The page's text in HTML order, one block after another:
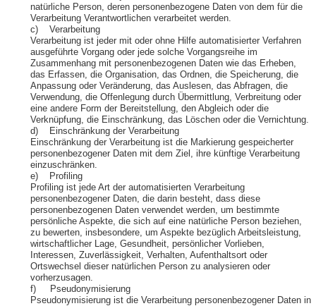
natürliche Person, deren personenbezogene Daten von dem für die
Verarbeitung Verantwortlichen verarbeitet werden.
c) Verarbeitung
Verarbeitung ist jeder mit oder ohne Hilfe automatisierter Verfahren
ausgeführte Vorgang oder jede solche Vorgangsreihe im
Zusammenhang mit personenbezogenen Daten wie das Erheben,
das Erfassen, die Organisation, das Ordnen, die Speicherung, die
Anpassung oder Veränderung, das Auslesen, das Abfragen, die
Verwendung, die Offenlegung durch Übermittlung, Verbreitung oder
eine andere Form der Bereitstellung, den Abgleich oder die
Verknüpfung, die Einschränkung, das Löschen oder die Vernichtung.
d) Einschränkung der Verarbeitung
Einschränkung der Verarbeitung ist die Markierung gespeicherter
personenbezogener Daten mit dem Ziel, ihre künftige Verarbeitung
einzuschränken.
e) Profiling
Profiling ist jede Art der automatisierten Verarbeitung
personenbezogener Daten, die darin besteht, dass diese
personenbezogenen Daten verwendet werden, um bestimmte
persönliche Aspekte, die sich auf eine natürliche Person beziehen,
zu bewerten, insbesondere, um Aspekte bezüglich Arbeitsleistung,
wirtschaftlicher Lage, Gesundheit, persönlicher Vorlieben,
Interessen, Zuverlässigkeit, Verhalten, Aufenthaltsort oder
Ortswechsel dieser natürlichen Person zu analysieren oder
vorherzusagen.
f) Pseudonymisierung
Pseudonymisierung ist die Verarbeitung personenbezogener Daten in